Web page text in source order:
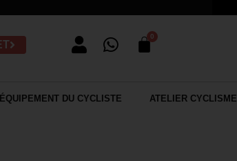
ÉQUIPEMENT DU CYCLISTE ATELIER CYCLISME